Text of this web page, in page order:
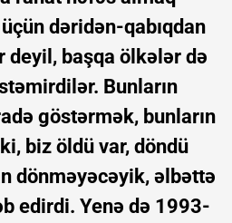
dəridən-qabıqdan
deyil, başqa ölkələr də
Bunların
göstərmək, bunların
biz öldü var, döndü
dönməyəcəyik, əlbəttə
edirdi. Yenə də 1993-